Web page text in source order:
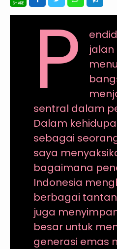
P
sentral dalam
Dalam
sebagai
saya
bagaimana
Indonesia
berbagai
juga
besar untuk
generasi emas